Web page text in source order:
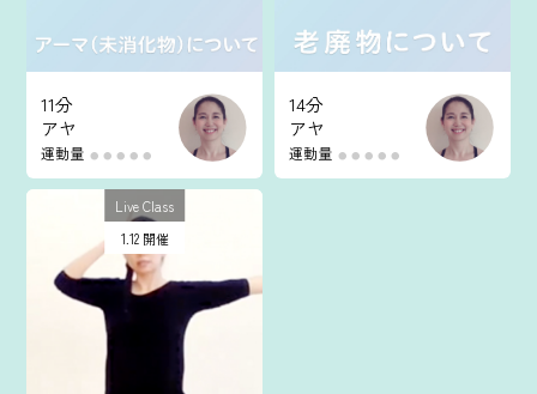
クラス参加にあたっての同意書
特定商取引にかかわる表示
プライバシーポリシー
11分
アヤ
運動量 ● ● ● ● ●
14分
アヤ
運動量 ● ● ● ● ●
Live Class
1.12 開催